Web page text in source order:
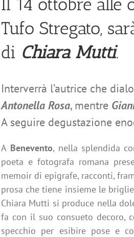
Il 14 ottobre alle
Tufo Stregato,
di Chiara Mutti.
Interverrà l’autrice che
Antonella Rosa, mentre
A seguire degustazione
ABenevento, nella splendida
poeta e fotografa romana
memoir di epigrafe, racconti,
prosa che tiene insieme le
Chiara Mutti si produce nella
fa con il suo consueto decoro,
specchio per esibire pose e